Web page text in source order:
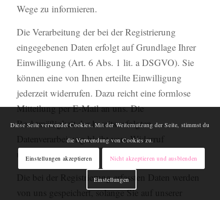
Wege zu informieren.
Die Verarbeitung der bei der Registrierung
eingegebenen Daten erfolgt auf Grundlage Ihrer
Einwilligung (Art. 6 Abs. 1 lit. a DSGVO). Sie
können eine von Ihnen erteilte Einwilligung
jederzeit widerrufen. Dazu reicht eine formlose
Mitteilung per E-Mail an uns. Die
Rechtmäßigkeit der bereits erfolgten
Datenverarbeitung bleibt vom Widerruf
unberührt.
Die bei der Registrierung erfassten Daten werden
von uns gespeichert, solange Sie auf unserer
Diese Seite verwendet Cookies. Mit der Weiternutzung der Seite, stimmst du
die Verwendung von Cookies zu.
Einstellungen akzeptieren Nicht akzeptieren und ausblenden
Einstellungen